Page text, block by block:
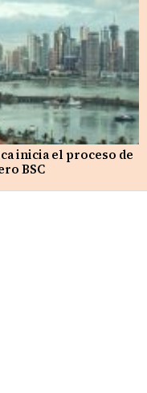
inicia el proceso de
BSC